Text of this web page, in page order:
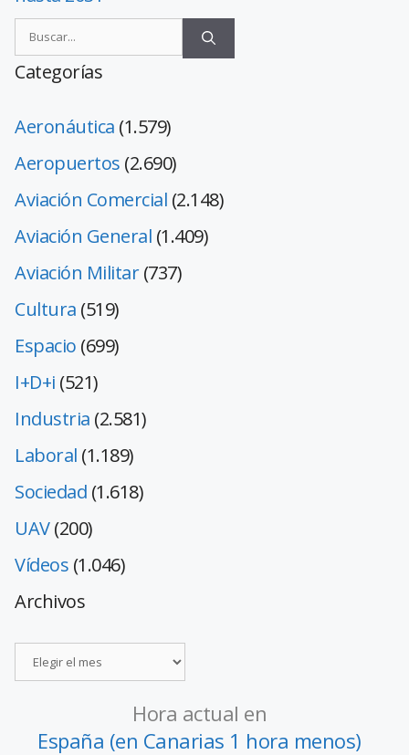
Categorías
Aeronáutica (1.579)
Aeropuertos (2.690)
Aviación Comercial (2.148)
Aviación General (1.409)
Aviación Militar(737)
Cultura (519)
Espacio (699)
I+D+i (521)
Industria (2.581)
Laboral (1.189)
Sociedad (1.618)
UAV(200)
Vídeos (1.046)
Archivos
Hora actual en
España (en Canarias 1 hora menos)